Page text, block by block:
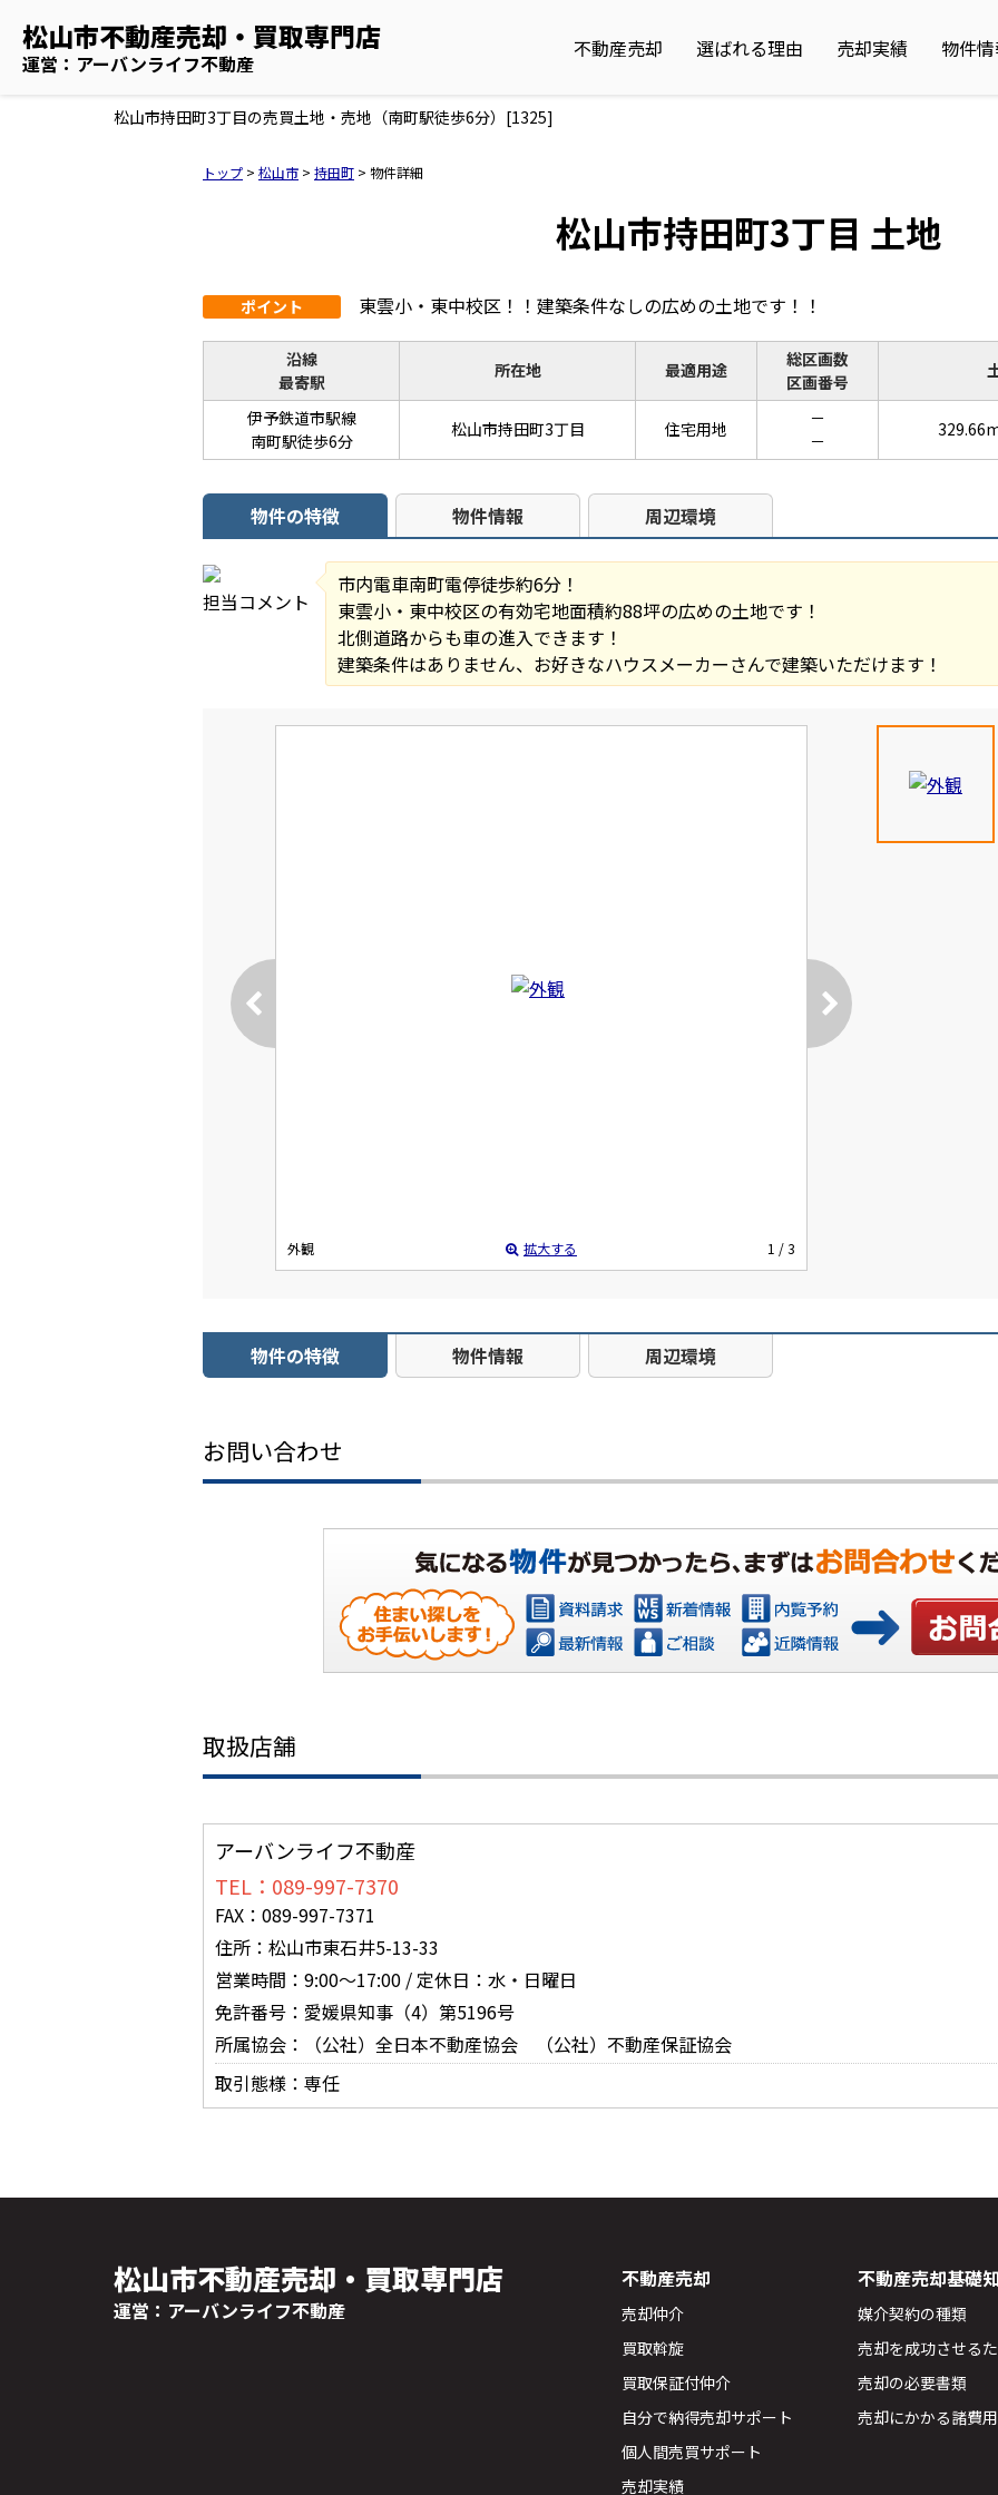
松山市不動産売却・買取専門店
運営：アーバンライフ不動産
不動産売却 選ばれる理由 売却実績 物件
松山市持田町3丁目の売買土地・売地（南町駅徒歩6分）[1325]
トップ > 松山市 > 持田町 > 物件詳細
松山市持田町3丁目 土地
ポイント 東雲小・東中校区！！建築条件なしの広めの土地です！！
沿線
最寄駅
所在地 最適用途
総区画数
区画番号
伊予鉄道市駅線
南町駅徒歩6分
松山市持田町3丁目 住宅用地
－
－
物件の特徴 物件情報 周辺環境
担当コメント
市内電車南町電停徒歩約6分！
東雲小・東中校区の有効宅地面積約88坪の広めの土地です！
北側道路からも車の進入できます！
建築条件はありません、お好きなハウスメーカーさんで建築いただけます！
外観 拡大する 1 / 3
物件の特徴 物件情報 周辺環境
お問い合わせ
お問い合
取扱店舗
アーバンライフ不動産
TEL：089-997-7370
FAX：089-997-7371
住所：松山市東石井5-13-33
営業時間：9:00～17:00 / 定休日：水・日曜日
免許番号：愛媛県知事（4）第5196号
所属協会：（公社）全日本不動産協会 （公社）不動産保証協会
取引態様：専任
松山市不動産売却・買取専門店
運営：アーバンライフ不動産
不動産売却
売却仲介
買取斡旋
買取保証付仲介
自分で納得売却サポート
個人間売買サポート
売却実績
不動産売却基礎
媒介契約の種類
売却を成功させる
売却の必要書類
売却にかかる諸費